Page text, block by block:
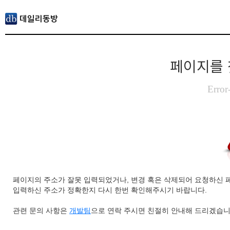
페이지를
페이지의 주소가 잘못 입력되었거나, 변경 혹은 삭제되어 요청하신
입력하신 주소가 정확한지 다시 한번 확인해주시기 바랍니다.
관련 문의 사항은 개발팀 으로 연락 주시면 친절히 안내해 드리겠습